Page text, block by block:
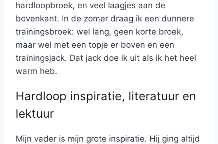
hardloopbroek, en veel laagjes aan de
bovenkant. In de zomer draag ik een dunnere
trainingsbroek: wel lang, geen korte broek,
maar wel met een topje er boven en een
trainingsjack. Dat jack doe ik uit als ik het heel
warm heb.
Hardloop inspiratie, literatuur en
lektuur
Mijn vader is mijn grote inspiratie. Hij ging altijd